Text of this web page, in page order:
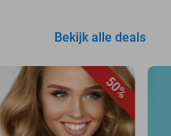
Bekijk alle deals
50%